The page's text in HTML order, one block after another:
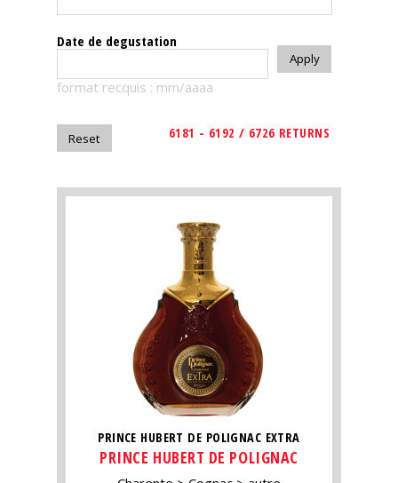
The
magazine
Magazine
Date de degustation
format recquis : mm/aaaa
6181 - 6192 / 6726 RETURNS
PRINCE HUBERT DE POLIGNAC EXTRA
PRINCE HUBERT DE POLIGNAC